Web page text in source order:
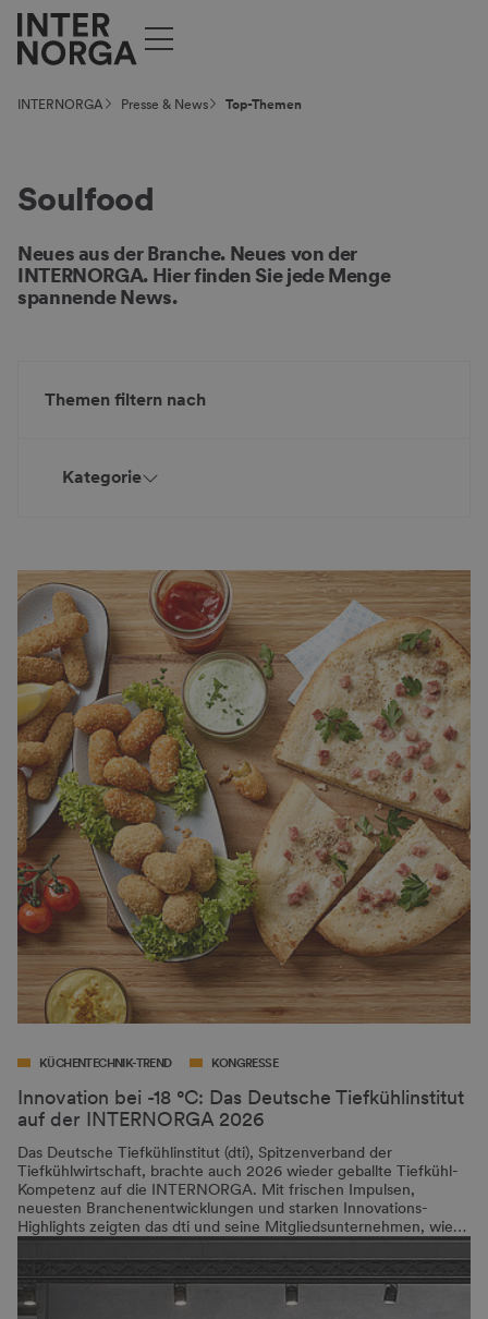
INTERNORGA Presse & News Top-Themen
Soulfood
Neues aus der Branche. Neues von der
INTERNORGA. Hier finden Sie jede Menge
spannende News.
Themen filtern nach
Kategorie
KÜCHENTECHNIK-TREND KONGRESSE
Innovation bei -18 °C: Das Deutsche Tiefkühlinstitut
auf der INTERNORGA 2026
Das Deutsche Tiefkühlinstitut (dti), Spitzenverband der
Tiefkühlwirtschaft, brachte auch 2026 wieder geballte Tiefkühl-
Kompetenz auf die INTERNORGA. Mit frischen Impulsen,
neuesten Branchenentwicklungen und starken Innovations-
Highlights zeigten das dti und seine Mitgliedsunternehmen, wie…